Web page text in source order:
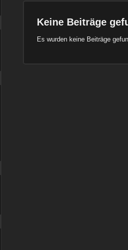
Keine Beiträge
Es wurden keine Beiträge